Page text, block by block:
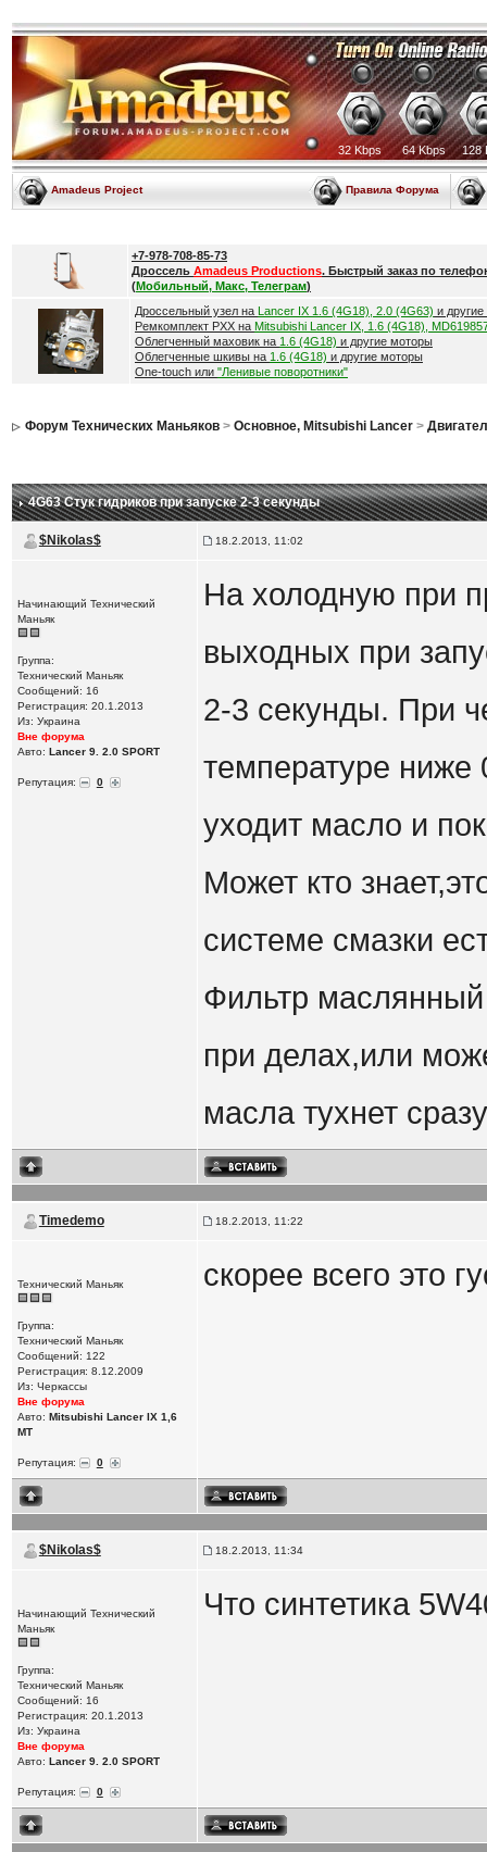
32 Kbps 64 Kbps 128
Amadeus Project Правила Форума
+7-978-708-85-73
Дроссель Amadeus Productions. Быстрый заказ по
(Мобильный, Макс, Телеграм)
Дроссельный узел на Lancer IX 1.6 (4G18), 2.0 (4G63) и
Ремкомплект РХХ на Mitsubishi Lancer IX, 1.6 (4G18),
Облегченный маховик на 1.6 (4G18) и другие моторы
Облегченные шкивы на 1.6 (4G18) и другие моторы
One-touch или "Ленивые поворотники"
Форум Технических Маньяков> Основное, Mitsubishi Lancer>
4G63 Стук гидриков при запуске 2-3 секунды
$Nikolas$ 18.2.2013, 11:02
Начинающий Технический
Маньяк
Группа:
Технический Маньяк
Сообщений: 16
Регистрация: 20.1.2013
Из: Украина
Вне форума
Авто: Lancer 9. 2.0 SPORT
Репутация: 0
На холодную при
выходных при
2-3 секунды. При
температуре ниже
уходит масло и
Может кто
системе смазки
Фильтр маслянный
при делах,или
масла тухнет
Timedemo 18.2.2013, 11:22
Технический Маньяк
Группа:
Технический Маньяк
Сообщений: 122
Регистрация: 8.12.2009
Из: Черкассы
Вне форума
Авто: Mitsubishi Lancer IX 1,6
MT
Репутация: 0
скорее всего это
$Nikolas$ 18.2.2013, 11:34
Начинающий Технический
Маньяк
Группа:
Технический Маньяк
Сообщений: 16
Регистрация: 20.1.2013
Из: Украина
Вне форума
Авто: Lancer 9. 2.0 SPORT
Репутация: 0
Что синтетика